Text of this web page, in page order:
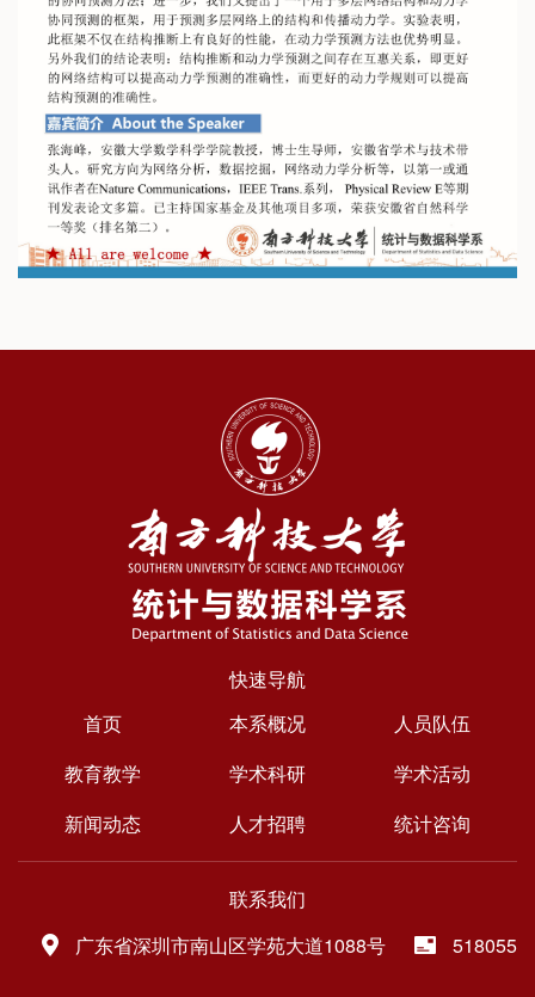
快速导航
首页
本系概况
人员队伍
教育教学
学术科研
学术活动
新闻动态
人才招聘 统计咨询
联系我们
广东省深圳市南山区学苑大道1088号
518055